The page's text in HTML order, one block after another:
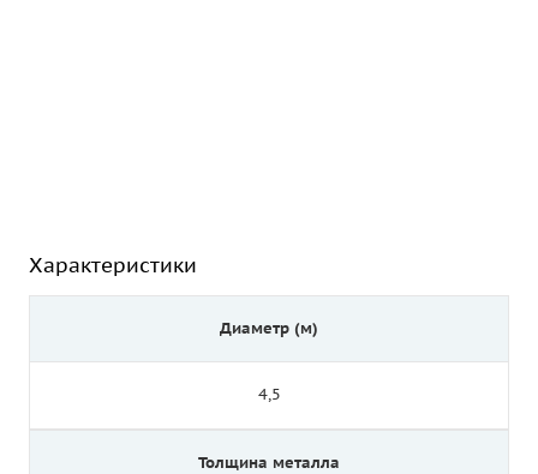
Характеристики
Диаметр (м)
4,5
Толщина металла